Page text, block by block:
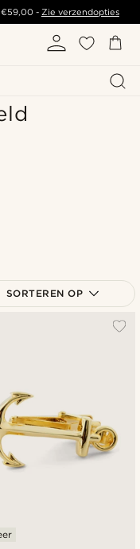
€59,00- Zie verzendopties
SORTEREN OP